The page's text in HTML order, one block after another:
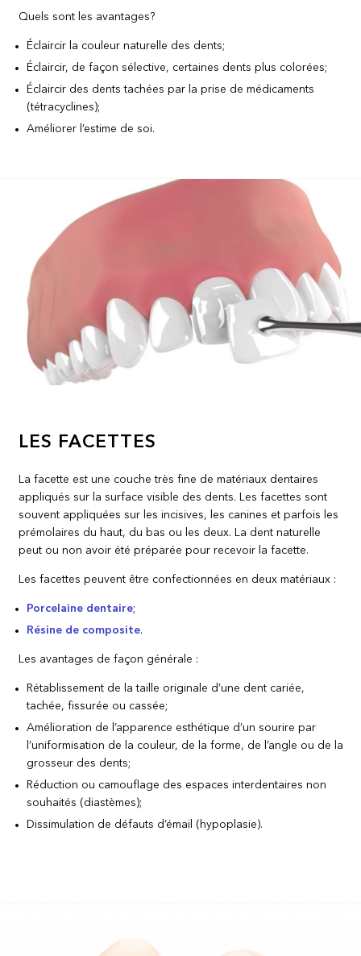
Quels sont les avantages?
Éclaircir la couleur naturelle des dents;
Éclaircir, de façon sélective, certaines dents plus colorées;
Éclaircir des dents tachées par la prise de médicaments
(tétracyclines);
Améliorer l’estime de soi.
LES FACETTES
La facette est une couche très fine de matériaux dentaires
appliqués sur la surface visible des dents. Les facettes sont
souvent appliquées sur les incisives, les canines et parfois les
prémolaires du haut, du bas ou les deux. La dent naturelle
peut ou non avoir été préparée pour recevoir la facette.
Les facettes peuvent être confectionnées en deux matériaux :
Porcelaine dentaire;
Résine de composite.
Les avantages de façon générale :
Rétablissement de la taille originale d’une dent cariée,
tachée, fissurée ou cassée;
Amélioration de l’apparence esthétique d’un sourire par
l’uniformisation de la couleur, de la forme, de l’angle ou de la
grosseur des dents;
Réduction ou camouflage des espaces interdentaires non
souhaités (diastèmes);
Dissimulation de défauts d’émail (hypoplasie).